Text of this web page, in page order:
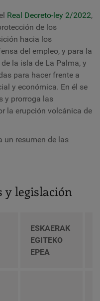
Real Decreto-ley 2/2022,
de los
hacia los
del empleo, y para la
la isla de La Palma, y
para hacer frente a
y económica. En él se
y prorroga las
la erupción volcánica de
un resumen de las
y legislación
ESKAERAK
EGITEKO
EPEA